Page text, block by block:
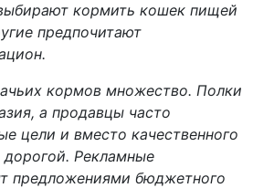
кормить кошек пищей
предпочитают
кормов множество. Полки
а продавцы часто
цели и вместо качественного
дорогой. Рекламные
предложениями бюджетного